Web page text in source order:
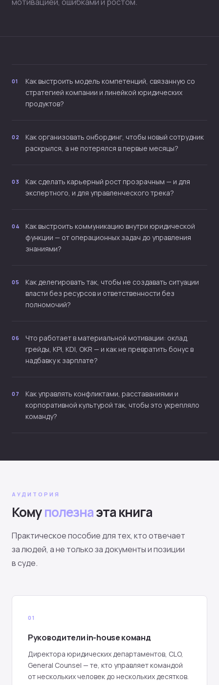
01
Как выстроить модель компетенций, связанную со
стратегией компании и линейкой юридических
продуктов?
02
Как организовать онбординг, чтобы новый сотрудник
раскрылся, а не потерялся в первые месяцы?
03
Как сделать карьерный рост прозрачным — и для
экспертного, и для управленческого трека?
04
Как выстроить коммуникацию внутри юридической
функции — от операционных задач до управления
знаниями?
05
Как делегировать так, чтобы не создавать ситуации
власти без ресурсов и ответственности без
полномочий?
06
Что работает в материальной мотивации: оклад,
грейды, KPI, KDI, OKR — и как не превратить бонус в
надбавку к зарплате?
07
Как управлять конфликтами, расставаниями и
корпоративной культурой так, чтобы это укрепляло
команду?
АУДИТОРИЯ
Комуполезнаэта книга
Практическое пособие для тех, кто отвечает
за людей, а не только за документы и позиции
в суде.
01
Руководители in-house команд
Директора юридических департаментов, CLO,
General Counsel — те, кто управляет командой
от нескольких человек до нескольких десятков.